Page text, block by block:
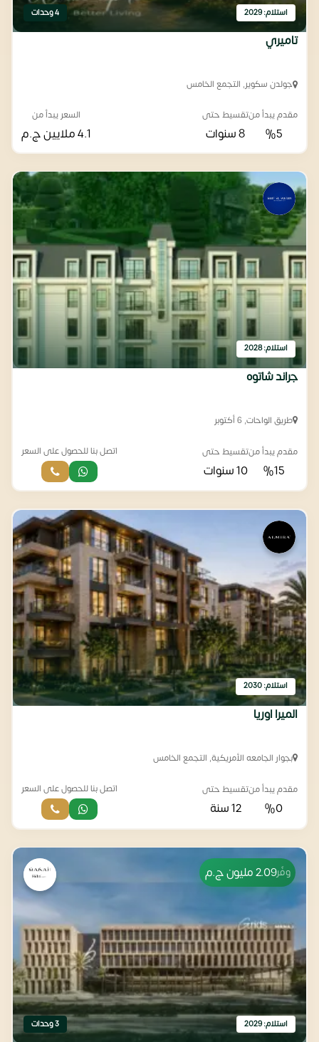
استلام: 2029 4 وحدات
تاميري
جولدن سكوير, التجمع الخامس
مقدم يبدأ من
%5
تقسيط حتى
8 سنوات
السعر يبدأ من
4.1 ملايين ج.م
استلام: 2028
جراند شاتوه
طريق الواحات, 6 أكتوبر
مقدم يبدأ من
%15
تقسيط حتى
10 سنوات
اتصل بنا للحصول على السعر
استلام: 2030
الميرا اوريا
بجوار الجامعه الأمريكية, التجمع الخامس
مقدم يبدأ من
%0
تقسيط حتى
12 سنة
اتصل بنا للحصول على السعر
وفّر2.09 مليون ج.م
استلام: 2029 3 وحدات